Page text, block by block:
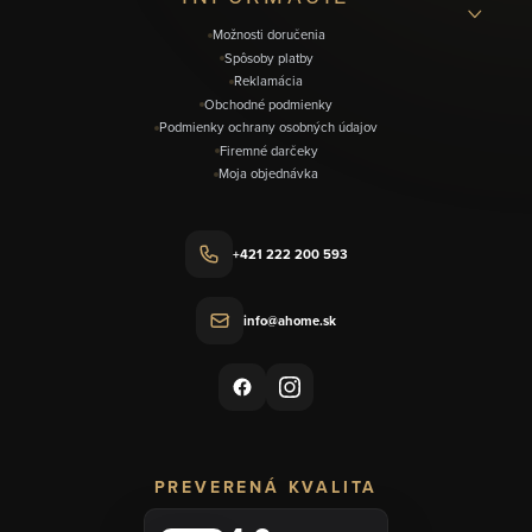
Možnosti doručenia
Spôsoby platby
Reklamácia
Obchodné podmienky
Podmienky ochrany osobných údajov
Firemné darčeky
Moja objednávka
+421 222 200 593
info@ahome.sk
PREVERENÁ KVALITA